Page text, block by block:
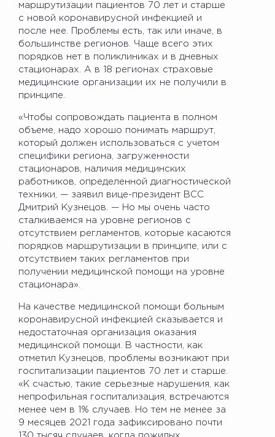
маршрутизации пациентов 70 лет и старше
с новой коронавирусной инфекцией и
после нее. Проблемы есть, так или иначе, в
большинстве регионов. Чаще всего этих
порядков нет в поликлиниках и в дневных
стационарах. А в 18 регионах страховые
медицинские организации их не получили в
принципе.
«Чтобы сопровождать пациента в полном
объеме, надо хорошо понимать маршрут,
который должен использоваться с учетом
специфики региона, загруженности
стационаров, наличия медицинских
работников, определенной диагностической
техники, — заявил вице-президент ВСС
Дмитрий Кузнецов. — Но мы очень часто
сталкиваемся на уровне регионов с
отсутствием регламентов, которые касаются
порядков маршрутизации в принципе, или с
отсутствием таких регламентов при
получении медицинской помощи на уровне
стационара».
На качестве медицинской помощи больным
коронавирусной инфекцией сказывается и
недостаточная организация оказания
медицинской помощи. В частности, как
отметил Кузнецов, проблемы возникают при
госпитализации пациентов 70 лет и старше.
«К счастью, такие серьезные нарушения, как
непрофильная госпитализация, встречаются
менее чем в 1% случаев. Но тем не менее за
9 месяцев 2021 года зафиксировано почти
130 тысяч случаев, когда пожилых